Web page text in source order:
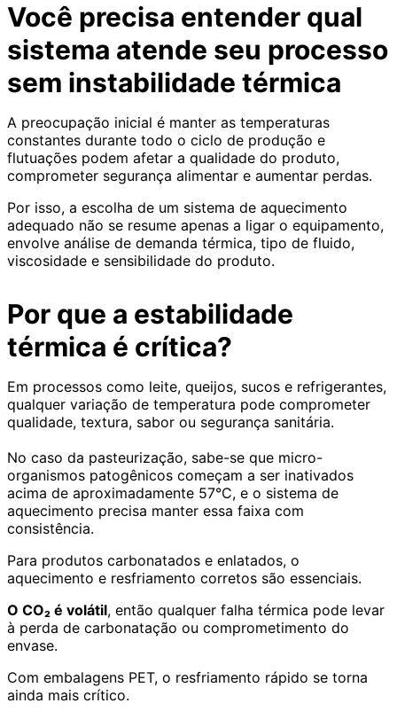
Você precisa entender qual
sistema atende seu processo
sem instabilidade térmica
A preocupação inicial é manter as temperaturas
constantes durante todo o ciclo de produção e
flutuações podem afetar a qualidade do produto,
comprometer segurança alimentar e aumentar perdas.
Por isso, a escolha de um sistema de aquecimento
adequado não se resume apenas a ligar o equipamento,
envolve análise de demanda térmica, tipo de fluido,
viscosidade e sensibilidade do produto.
Por que a estabilidade
térmica é crítica?
Em processos como leite, queijos, sucos e refrigerantes,
qualquer variação de temperatura pode comprometer
qualidade, textura, sabor ou segurança sanitária.
No caso da pasteurização, sabe-se que micro-
organismos patogênicos começam a ser inativados
acima de aproximadamente 57°C, e o sistema de
aquecimento precisa manter essa faixa com
consistência.
Para produtos carbonatados e enlatados, o
aquecimento e resfriamento corretos são essenciais.
O CO₂ é volátil, então qualquer falha térmica pode levar
à perda de carbonatação ou comprometimento do
envase.
Com embalagens PET, o resfriamento rápido se torna
ainda mais crítico.